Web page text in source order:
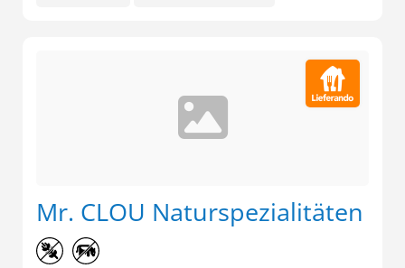
Mr. CLOU Naturspezialitäten